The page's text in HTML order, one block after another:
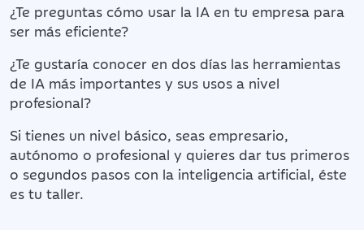
¿Te preguntas cómo usar la IA en tu empresa para
ser más eficiente?
¿Te gustaría conocer en dos días las herramientas
de IA más importantes y sus usos a nivel
profesional?
Si tienes un nivel básico, seas empresario,
autónomo o profesional y quieres dar tus primeros
o segundos pasos con la inteligencia artificial, éste
es tu taller.